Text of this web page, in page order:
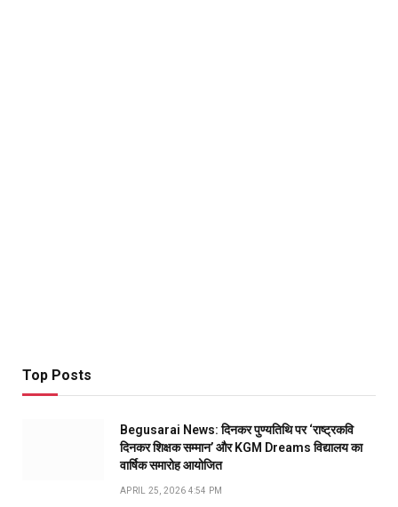
Top Posts
Begusarai News: दिनकर पुण्यतिथि पर ‘राष्ट्रकवि
दिनकर शिक्षक सम्मान’ और KGM Dreams विद्यालय का
वार्षिक समारोह आयोजित
APRIL 25, 2026 4:54 PM